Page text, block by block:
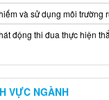
và sử dụng môi trường
động thi đua thực hiện
VỰC NGÀNH